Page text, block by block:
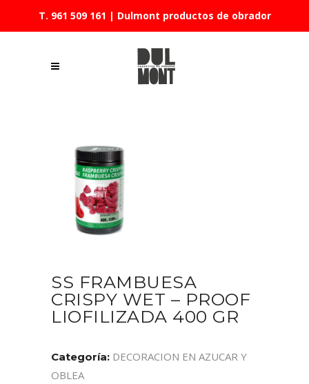
T. 961 509 161 | Dulmont productos de obrador
SS FRAMBUESA
CRISPY WET – PROOF
LIOFILIZADA 400 GR
Categoría: DECORACION EN AZUCAR Y
OBLEA